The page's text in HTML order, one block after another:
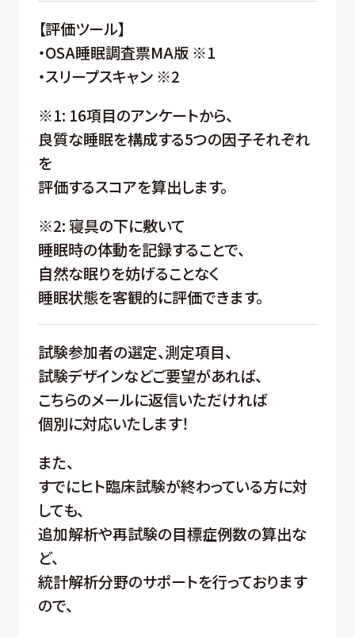
【評価ツール】
・OSA睡眠調査票MA版 ※1
・スリープスキャン ※2
※1: 16項目のアンケートから、
良質な睡眠を構成する5つの因子それぞれ
を
評価するスコアを算出します。
※2: 寝具の下に敷いて
睡眠時の体動を記録することで、
自然な眠りを妨げることなく
睡眠状態を客観的に評価できます。
試験参加者の選定、測定項目、
試験デザインなどご要望があれば、
こちらのメールに返信いただければ
個別に対応いたします！
また、
すでにヒト臨床試験が終わっている方に対
しても、
追加解析や再試験の目標症例数の算出な
ど、
統計解析分野のサポートを行っております
ので、